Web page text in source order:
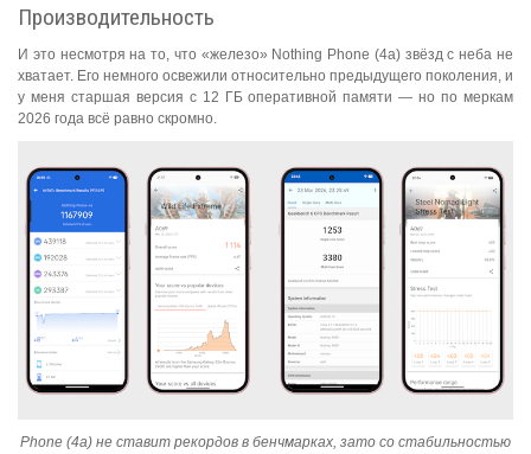
Производительность
И это несмотря на то, что «железо» Nothing Phone (4a) звёзд с неба не
хватает. Его немного освежили относительно предыдущего поколения, и
у меня старшая версия с 12 ГБ оперативной памяти — но по меркам
2026 года всё равно скромно.
Phone (4a) не ставит рекордов в бенчмарках, зато со стабильностью